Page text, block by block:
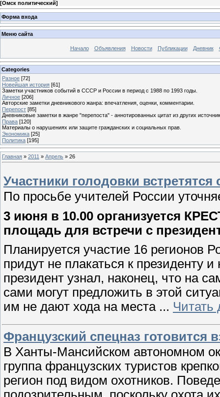
[Омск политический]
Форма входа
Меню сайта
Начало Объявления Новости Публикации Дневник
Categories
Разное [72]
Новейшая история [61]
Заметки участников событий в СССР и России в период с 1988 по 1993 годы.
Личное [206]
Авторские заметки дневникового жанра: впечатления, оценки, комментарии.
Перепост [85]
Дневниковые заметки в жанре "перепоста" - аннотированных цитат из других
Права [120]
Материалы о нарушениях или защите гражданских и социальных прав.
Экономика [25]
Политика [195]
Главная » 2011 » Апрель » 26
Участники голодовки встретятся
По просьбе учителей России
3 июня в 10.00 организуется
площадь для встречи с
Планируется участие 16 регионов
придут не плакаться к президенту
президент узнал, наконец, что на
сами могут предложить в этой
им не дают хода на места ... Читать
Французский спецназ
В Ханты-Мансийском автономном
группа французских туристов
регион под видом охотников.